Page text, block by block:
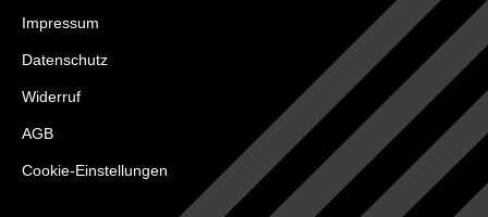
Impressum
Datenschutz
Widerruf
AGB
Cookie-Einstellungen